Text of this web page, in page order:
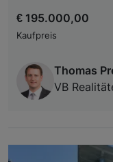
€ 195.000,00
Kaufpreis
Thomas
VB